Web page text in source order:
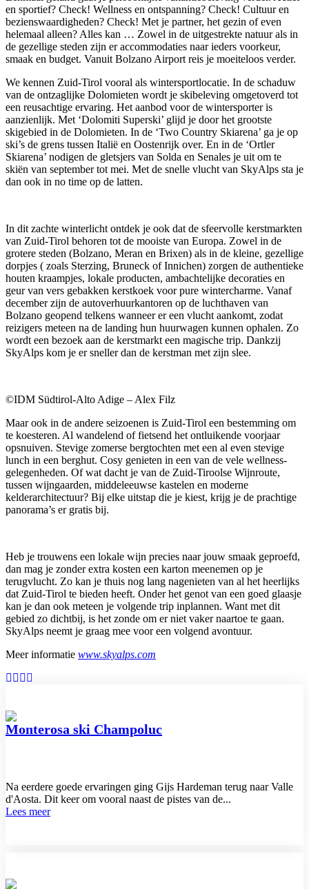
en sportief? Check! Wellness en ontspanning? Check! Cultuur en
bezienswaardigheden? Check! Met je partner, het gezin of even
helemaal alleen? Alles kan … Zowel in de uitgestrekte natuur als in
de gezellige steden zijn er accommodaties naar ieders voorkeur,
smaak en budget. Vanuit Bolzano Airport reis je moeiteloos verder.
We kennen Zuid-Tirol vooral als wintersportlocatie. In de schaduw
van de ontzaglijke Dolomieten wordt je skibeleving omgetoverd tot
een reusachtige ervaring. Het aanbod voor de wintersporter is
aanzienlijk. Met ‘Dolomiti Superski’ glijd je door het grootste
skigebied in de Dolomieten. In de ‘Two Country Skiarena’ ga je op
ski’s de grens tussen Italië en Oostenrijk over. En in de ‘Ortler
Skiarena’ nodigen de gletsjers van Solda en Senales je uit om te
skiën van september tot mei. Met de snelle vlucht van SkyAlps sta je
dan ook in no time op de latten.
In dit zachte winterlicht ontdek je ook dat de sfeervolle kerstmarkten
van Zuid-Tirol behoren tot de mooiste van Europa. Zowel in de
grotere steden (Bolzano, Meran en Brixen) als in de kleine, gezellige
dorpjes ( zoals Sterzing, Bruneck of Innichen) zorgen de authentieke
houten kraampjes, lokale producten, ambachtelijke decoraties en
geur van vers gebakken kerstkoek voor pure wintercharme. Vanaf
december zijn de autoverhuurkantoren op de luchthaven van
Bolzano geopend telkens wanneer er een vlucht aankomt, zodat
reizigers meteen na de landing hun huurwagen kunnen ophalen. Zo
wordt een bezoek aan de kerstmarkt een magische trip. Dankzij
SkyAlps kom je er sneller dan de kerstman met zijn slee.
©IDM Südtirol-Alto Adige – Alex Filz
Maar ook in de andere seizoenen is Zuid-Tirol een bestemming om
te koesteren. Al wandelend of fietsend het ontluikende voorjaar
opsnuiven. Stevige zomerse bergtochten met een al even stevige
lunch in een berghut. Cosy genieten in een van de vele wellness-
gelegenheden. Of wat dacht je van de Zuid-Tiroolse Wijnroute,
tussen wijngaarden, middeleeuwse kastelen en moderne
kelderarchitectuur? Bij elke uitstap die je kiest, krijg je de prachtige
panorama’s er gratis bij.
Heb je trouwens een lokale wijn precies naar jouw smaak geproefd,
dan mag je zonder extra kosten een karton meenemen op je
terugvlucht. Zo kan je thuis nog lang nagenieten van al het heerlijks
dat Zuid-Tirol te bieden heeft. Onder het genot van een goed glaasje
kan je dan ook meteen je volgende trip inplannen. Want met dit
gebied zo dichtbij, is het zonde om er niet vaker naartoe te gaan.
SkyAlps neemt je graag mee voor een volgend avontuur.
Meer informatie www.skyalps.com
Monterosa ski Champoluc
Na eerdere goede ervaringen ging Gijs Hardeman terug naar Valle
d'Aosta. Dit keer om vooral naast de pistes van de...
Lees meer